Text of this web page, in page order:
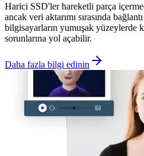
Harici SSD'ler hareketli parça
ancak veri aktarımı sırasında
bilgisayarların yumuşak yüzeylerde
sorunlarına yol açabilir.
Daha fazla bilgi edinin